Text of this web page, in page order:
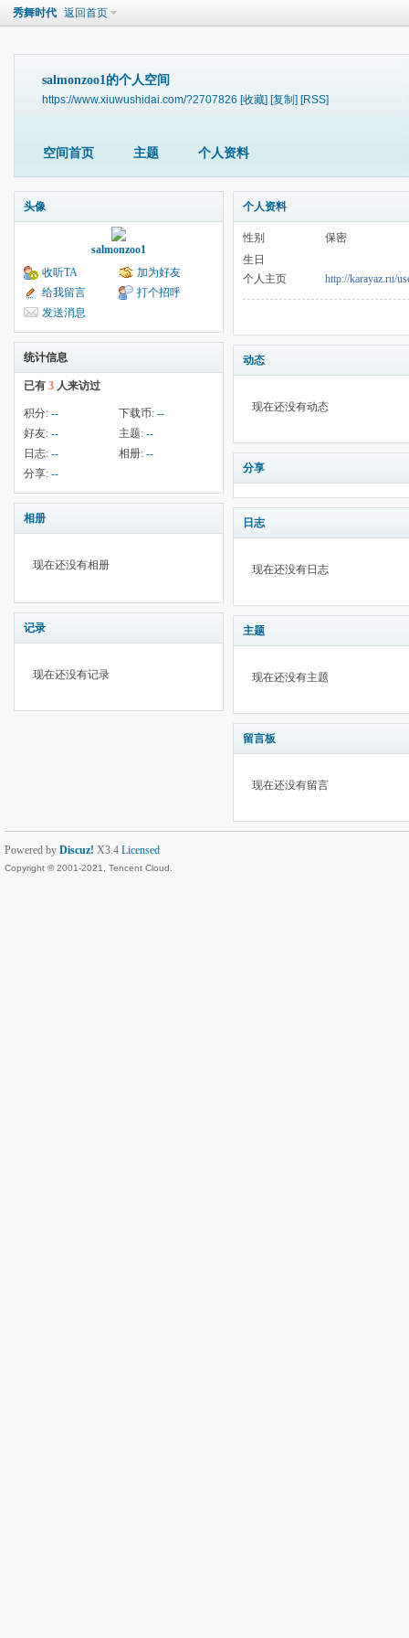
秀舞时代 返回首页
salmonzoo1的个人空间
https://www.xiuwushidai.com/?2707826 [收藏] [复制] [RSS]
空间首页 主题 个人资料
头像
salmonzoo1
收听TA
加为好友
给我留言
打个招呼
发送消息
统计信息
已有 3 人来访过
积分: -- 下载币: --
好友: -- 主题: --
日志: -- 相册: --
分享: --
相册
现在还没有相册
记录
现在还没有记录
个人资料
性别
保密
生日
个人主页
http://karayaz.ru/
动态
现在还没有动态
分享
日志
现在还没有日志
主题
现在还没有主题
留言板
现在还没有留言
Powered by Discuz! X3.4 Licensed
Copyright © 2001-2021, Tencent Cloud.